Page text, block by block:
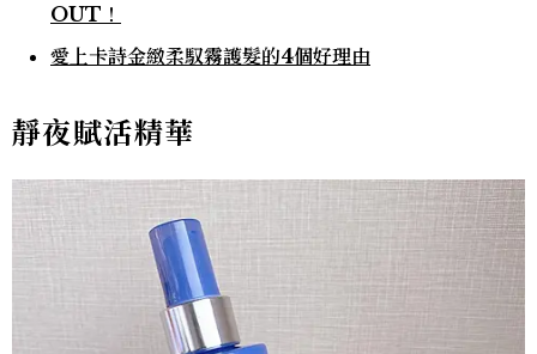
OUT！
愛上卡詩金緻柔馭霧護髮的4個好理由
靜夜賦活精華